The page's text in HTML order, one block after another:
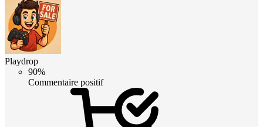
Playdrop
90%
Commentaire positif